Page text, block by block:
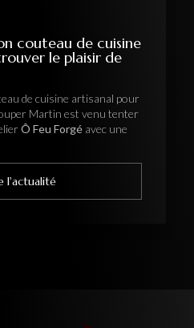
couteau de cuisine
le plaisir de
de cuisine artisanal pour
Martin est venu tenter
Ô Feu Forgé avec une
l'actualité